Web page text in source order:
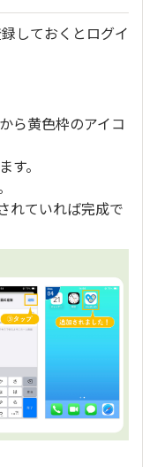
しておくとログイ
ら黄色枠のアイコ
。
れていれば完成で